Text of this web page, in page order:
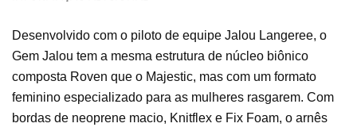
Desenvolvido com o piloto de equipe Jalou Langeree, o
Gem Jalou tem a mesma estrutura de núcleo biônico
composta Roven que o Majestic, mas com um formato
feminino especializado para as mulheres rasgarem. Com
bordas de neoprene macio, Knitflex e Fix Foam, o arnês